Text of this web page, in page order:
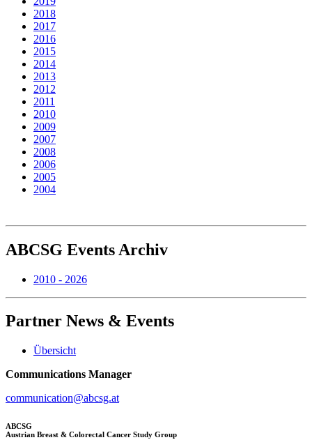
2018
2017
2016
2015
2014
2013
2012
2011
2010
2009
2007
2008
2006
2005
2004
ABCSG Events Archiv
2010 - 2026
Partner News & Events
Übersicht
Communications Manager
communication@abcsg.at
ABCSG
Austrian Breast & Colorectal Cancer Study Group